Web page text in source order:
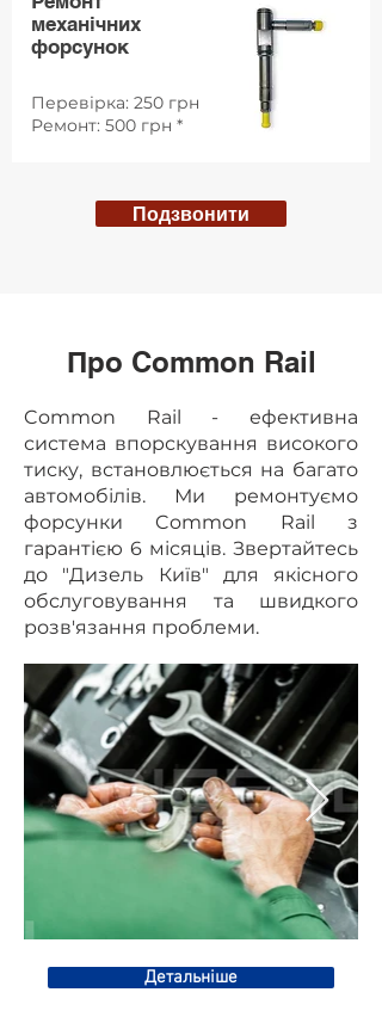
механічних
форсунок
Перевірка: 250 грн
Ремонт: 500 грн *
Подзвонити
Про Common Rail
Common Rail - ефективна
система впорскування високого
тиску, встановлюється на багато
автомобілів. Ми ремонтуємо
форсунки Common Rail з
гарантією 6 місяців. Звертайтесь
до "Дизель Київ" для якісного
обслуговування та швидкого
розв'язання проблеми.
Детальніше